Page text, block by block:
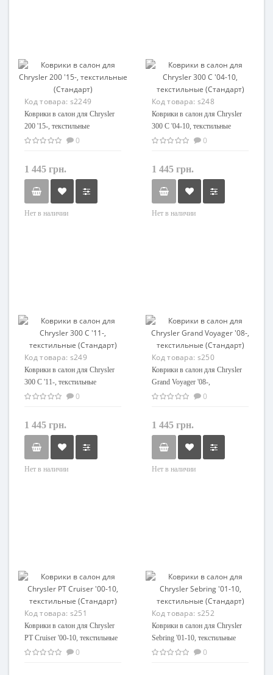
Код товара: s2249
Коврики в салон для Chrysler
200 '15-, текстильные
(Стандарт)
0
1 445 грн.
Нет в наличии
Код товара: s248
Коврики в салон для Chrysler
300 C '04-10, текстильные
(Стандарт)
0
1 445 грн.
Нет в наличии
Код товара: s249
Коврики в салон для Chrysler
300 C '11-, текстильные
(Стандарт)
0
1 445 грн.
Нет в наличии
Код товара: s250
Коврики в салон для Chrysler
Grand Voyager '08-,
текстильные (Стандарт)
0
1 445 грн.
Нет в наличии
Код товара: s251
Коврики в салон для Chrysler
PT Cruiser '00-10, текстильные
(Стандарт)
0
Код товара: s252
Коврики в салон для Chrysler
Sebring '01-10, текстильные
(Стандарт)
0